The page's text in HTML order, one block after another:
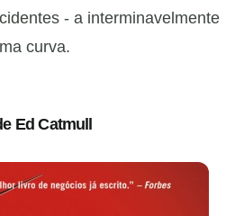
- a interminavelmente
curva.
Ed Catmull